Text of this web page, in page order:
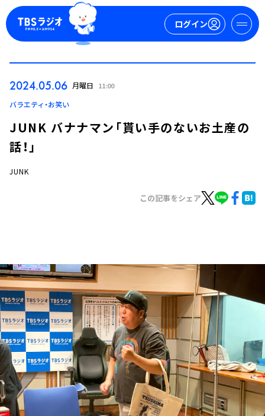
ログイン
ログイン
お知らせ
イベント・グッズ
YouTube
会社情報
2024.05.06 月曜日 11:00
バラエティ・お笑い
JUNK バナナマン「貰い手のないお土産の
話！」
JUNK
この記事をシェア